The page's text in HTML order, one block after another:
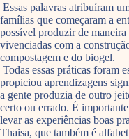
Essas palavras atribuíram
famílias que começaram a
possível produzir de maneira
vivenciadas com a
compostagem e do biogel.
Todas essas práticas foram
propiciou aprendizagens
a gente produzia de outro
certo ou errado. É
levar as experiências boas
Thaisa, que também é